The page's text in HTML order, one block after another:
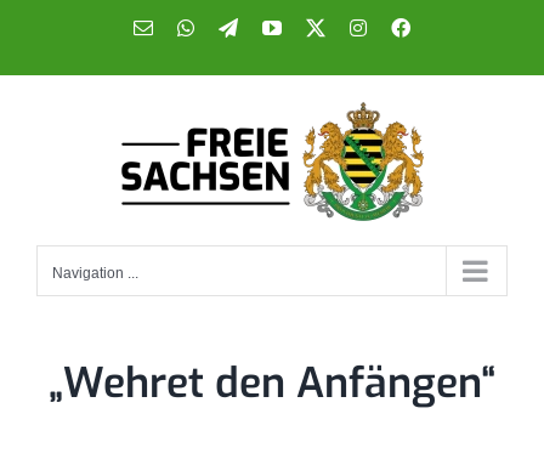
content
E-
WhatsApp
TelegramYouTube InstagramFacebook
Navigation ...
„Wehret den Anfängen“